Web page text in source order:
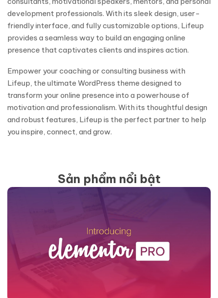
development professionals. With its sleek design, user-
friendly interface, and fully customizable options, Lifeup
provides a seamless way to build an engaging online
presence that captivates clients and inspires action.
Empower your coaching or consulting business with
Lifeup, the ultimate WordPress theme designed to
transform your online presence into a powerhouse of
motivation and professionalism. With its thoughtful design
and robust features, Lifeup is the perfect partner to help
you inspire, connect, and grow.
Sản phẩm nổi bật